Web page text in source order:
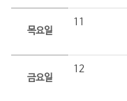
목요일
11
금요일
12